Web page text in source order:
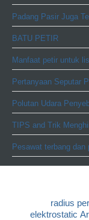
Padang Pasir Juga
BATU PETIR
Manfaat petir untuk
Pertanyaan Seputar
Polutan Udara
TIPS and Trik
Pesawat terbang dan
radius
elektrostatic